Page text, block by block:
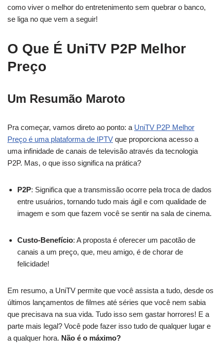
como viver o melhor do entretenimento sem quebrar o banco,
se liga no que vem a seguir!
O Que É UniTV P2P Melhor
Preço
Um Resumão Maroto
Pra começar, vamos direto ao ponto: a UniTV P2P Melhor
Preço é uma plataforma de IPTV que proporciona acesso a
uma infinidade de canais de televisão através da tecnologia
P2P. Mas, o que isso significa na prática?
P2P: Significa que a transmissão ocorre pela troca de dados
entre usuários, tornando tudo mais ágil e com qualidade de
imagem e som que fazem você se sentir na sala de cinema.
Custo-Benefício: A proposta é oferecer um pacotão de
canais a um preço, que, meu amigo, é de chorar de
felicidade!
Em resumo, a UniTV permite que você assista a tudo, desde os
últimos lançamentos de filmes até séries que você nem sabia
que precisava na sua vida. Tudo isso sem gastar horrores! E a
parte mais legal? Você pode fazer isso tudo de qualquer lugar e
a qualquer hora. Não é o máximo?